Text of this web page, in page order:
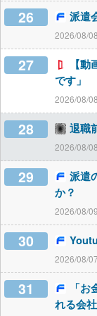
26 派遣
2026/08/
27
【
です」
2026/08/
28 退職
2026/08/
29
派遣
か？
2026/08/
30
2026/08/
31
「
れる会